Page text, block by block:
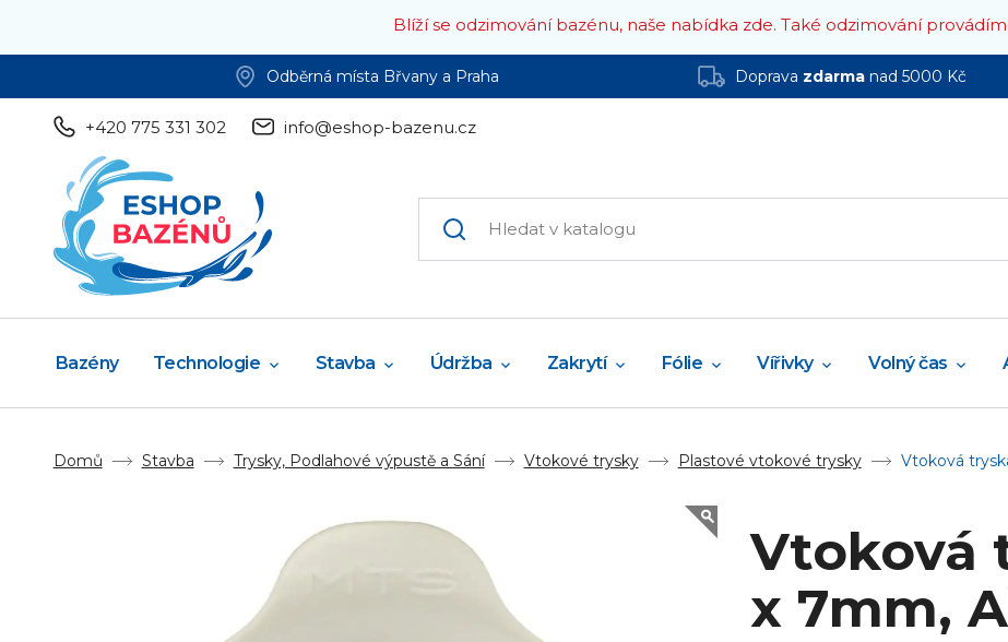
Blíží se odzimování bazénu, naše nabídka zde. Také odzimování
Odběrná místa Břvany a Praha Doprava zdarmanad 5000 Kč
+420 775 331 302 info@eshop-bazenu.cz
Bazény Technologie Stavba Údržba Zakrytí Fólie Vířivky Volný čas
Domů Stavba Trysky, Podlahové výpustě a Sání Vtokové trysky Plastové vtokové trysky Vtoková
Vtoková
x 7mm,